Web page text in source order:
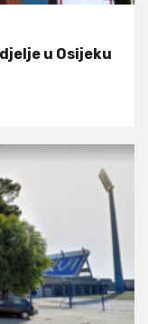
u Osijeku